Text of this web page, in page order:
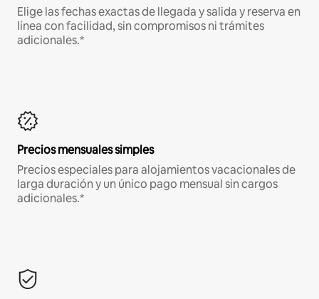
Elige las fechas exactas de llegada y salida y reserva en
línea con facilidad, sin compromisos ni trámites
adicionales.*
Precios mensuales simples
Precios especiales para alojamientos vacacionales de
larga duración y un único pago mensual sin cargos
adicionales.*